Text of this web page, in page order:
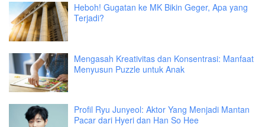
Heboh! Gugatan ke MK Bikin Geger, Apa yang
Terjadi?
Mengasah Kreativitas dan Konsentrasi: Manfaat
Menyusun Puzzle untuk Anak
Profil Ryu Junyeol: Aktor Yang Menjadi Mantan
Pacar dari Hyeri dan Han So Hee